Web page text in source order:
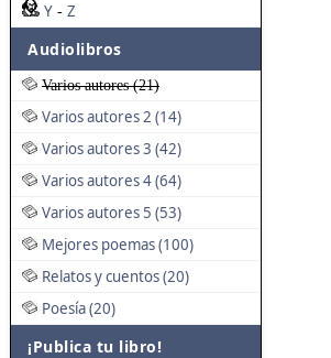
Y - Z
Audiolibros
Varios autores (21)
Varios autores 2 (14)
Varios autores 3 (42)
Varios autores 4 (64)
Varios autores 5 (53)
Mejores poemas (100)
Relatos y cuentos (20)
Poesía (20)
¡Publica tu libro!